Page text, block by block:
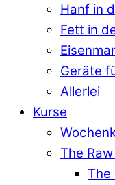
Hanf in
Fett in
Geräte
Allerlei
Kurse
The
The